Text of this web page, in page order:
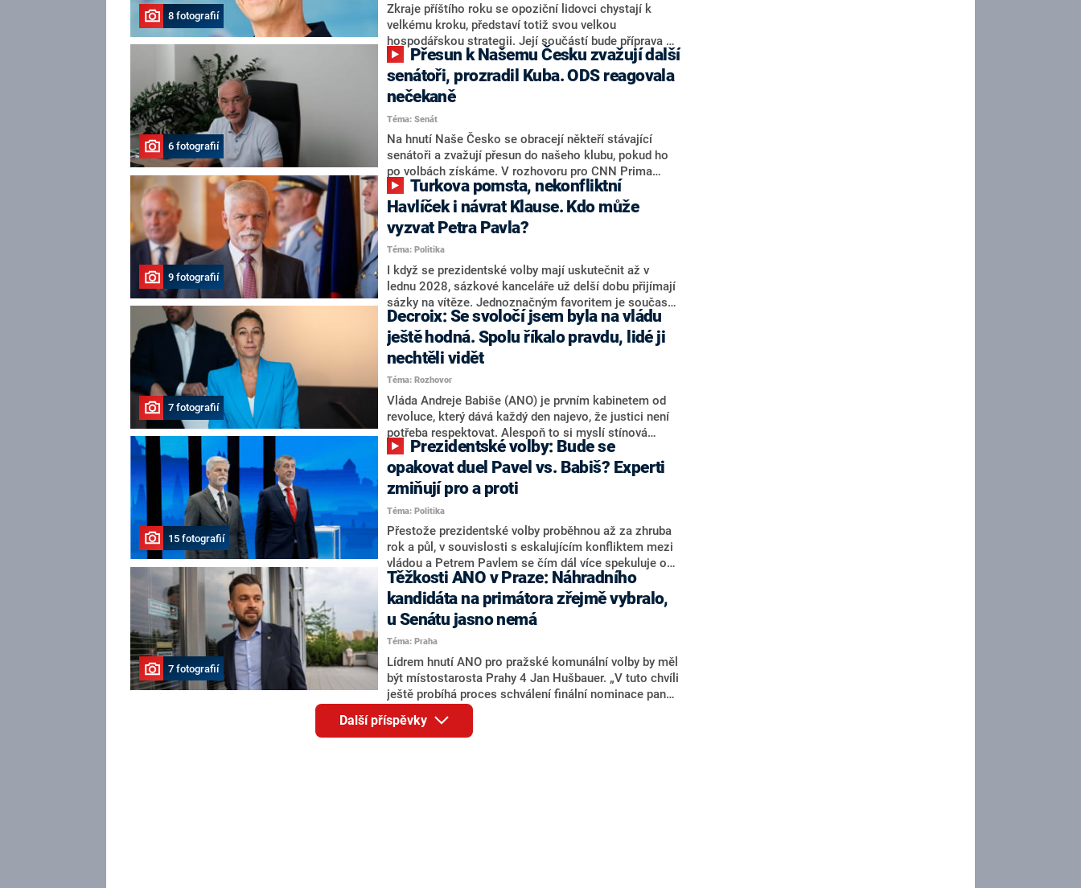
8 fotografií
Zkraje příštího roku se opoziční lidovci chystají k
velkému kroku, představí totiž svou velkou
hospodářskou strategii. Její součástí bude příprava na
stárnutí populace, řekl ve středu na setkání s novináři
nový předseda lidovců Jan Grolich. Ten zároveň v
senátních volbách kandiduje ve Vyškově. Popsal i
aktivitu opozice, o níž vládní strany nebo političtí
komentátoři mluví jako o slabé a v defenzivě. „Je to
úmorná práce upozorňovat na chyby vlády. Ministři s
námi navíc nechodí do debat. Chceme ale ukazovat
svoje témata,“ odpověděl Grolich na dotaz CNN Prima
NEWS.
6 fotografií
senátoři, prozradil Kuba. ODS reagovala
nečekaně
Téma: Senát
Na hnutí Naše Česko se obracejí někteří stávající
senátoři a zvažují přesun do našeho klubu, pokud ho
po volbách získáme. V rozhovoru pro CNN Prima
NEWS to řekl zakladatel hnutí a jihočeský hejtman
Martin Kuba. Konkrétní nebyl, ale získat by takto mohl
například senátora Zdeňka Hrabu, který je dnes
součástí klubu ODS a TOP 09. Hraba to na dotaz
redakce nevyloučil. Předseda klubu senátorů ODS
Zdeněk Nytra redakci řekl, že počítá s odchodem
některých senátorů z klubu a že Naše Česko není
nepřítel, ale soupeř.
9 fotografií
Havlíček i návrat Klause. Kdo může
vyzvat Petra Pavla?
Téma: Politika
I když se prezidentské volby mají uskutečnit až v
lednu 2028, sázkové kanceláře už delší dobu přijímají
sázky na vítěze. Jednoznačným favoritem je současná
hlava státu Petr Pavel. Daleko za ním pak bookmakeři
zmiňují dva výrazné politiky ANO, tedy premiéra
Andreje Babiše a ministra průmyslu Karla Havlíčka.
Oblíbeným tipem samotných sázkařů je poslanec za
Motoristy Filip Turek. Politolog Jan Kubáček nicméně
o případné kandidatuře kohokoliv ze zmíněné trojice
značně pochybuje. Podle něj současná koalice dosud
nemá osobu, která by Pavlovi mohla konkurovat.
7 fotografií
Decroix: Se svoločí jsem byla na vládu
ještě hodná. Spolu říkalo pravdu, lidé ji
nechtěli vidět
Téma: Rozhovor
Vláda Andreje Babiše (ANO) je prvním kabinetem od
revoluce, který dává každý den najevo, že justici není
potřeba respektovat. Alespoň to si myslí stínová
ministryně spravedlnosti ODS Eva Decroix. V
rozhovoru pro CNN Prima NEWS si nebrala servítky
ohledně politického výkonu svého nástupce Jeronýma
Tejce (za ANO) či vládní zmocněnkyně pro lidská
práva Taťány Malé (ANO). Označením „svoloč“ na
adresu vlády prý byla ještě hodná. Decroix se také
vrátila k volební porážce koalice Spolu či promluvila o
hnutí Naše Česko Martina Kuby.
15 fotografií
opakovat duel Pavel vs. Babiš? Experti
zmiňují pro a proti
Téma: Politika
Přestože prezidentské volby proběhnou až za zhruba
rok a půl, v souvislosti s eskalujícím konfliktem mezi
vládou a Petrem Pavlem se čím dál více spekuluje o
tom, koho by do bitvy o Hrad mohla vyslat současná
koalice. Někteří političtí komentátoři znovu vytahují
jméno premiéra Andreje Babiše (ANO). Jak moc je
pravděpodobné, že se v prezidentských volbách 2028
bude znovu opakovat souboj z roku 2023?
7 fotografií
Těžkosti ANO v Praze: Náhradního
kandidáta na primátora zřejmě vybralo,
u Senátu jasno nemá
Téma: Praha
Lídrem hnutí ANO pro pražské komunální volby by měl
být místostarosta Prahy 4 Jan Hušbauer. „V tuto chvíli
ještě probíhá proces schválení finální nominace pana
Jana Hušbauera Výborem hnutí ANO,“ uvedl pro
redakci místopředseda pražského ANO Martin
Benkovič. O Hušbauerovi se spekulovalo jako o
Další příspěvky